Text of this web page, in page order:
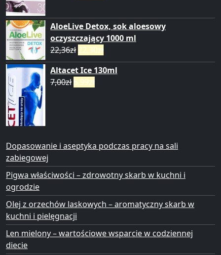
AloeLive Detox, sok aloesowy
oczyszczający 1000 ml
22,36zł 22,30zł
Altacet Ice 130ml
7,00zł 6,99zł
Dopasowanie i aseptyka podczas pracy na sali
zabiegowej
Pigwa właściwości – zdrowotny skarb w kuchni i
ogrodzie
Olej z orzechów laskowych – aromatyczny skarb w
kuchni i pielęgnacji
Len mielony – wartościowe wsparcie w codziennej
diecie